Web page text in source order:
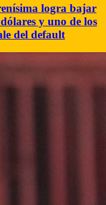
logra bajar
y uno de los
del default